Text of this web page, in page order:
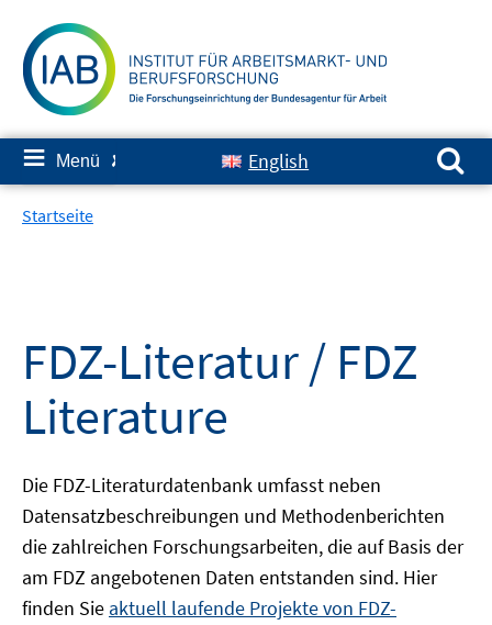
zum
Inhalt
≡ Menü ✘ English
Suchen nach:
Startseite
FDZ-Literatur / FDZ
Literature
Die FDZ-Literaturdatenbank umfasst neben
Datensatzbeschreibungen und Methodenberichten
die zahlreichen Forschungsarbeiten, die auf Basis der
am FDZ angebotenen Daten entstanden sind. Hier
finden Sie aktuell laufende Projekte von FDZ-